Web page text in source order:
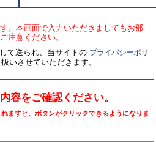
。本画面で入力いただきましてもお部
注意ください。
て送られ、当サイトの プライバシーポリ
いさせていただきます。
容をご確認ください。
ますと、ボタンがクリックできるようになりま